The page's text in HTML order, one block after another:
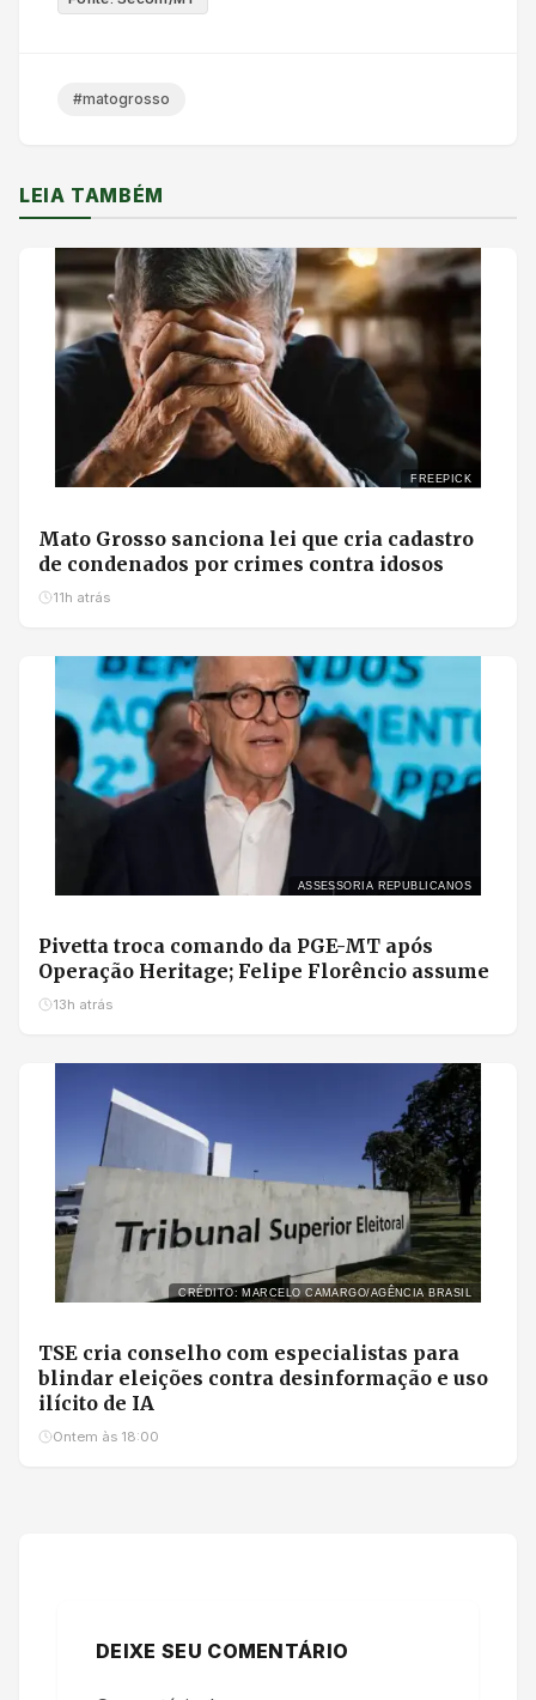
#matogrosso
LEIA TAMBÉM
FREEPICK
Mato Grosso sanciona lei que cria cadastro
de condenados por crimes contra idosos
11h atrás
ASSESSORIA REPUBLICANOS
Pivetta troca comando da PGE-MT após
Operação Heritage; Felipe Florêncio assume
13h atrás
CRÉDITO: MARCELO CAMARGO/AGÊNCIA BRASIL
TSE cria conselho com especialistas para
blindar eleições contra desinformação e uso
ilícito de IA
Ontem às 18:00
DEIXE SEU COMENTÁRIO